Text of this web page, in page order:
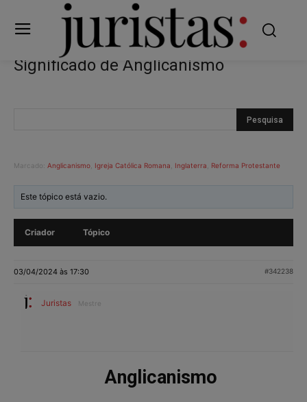
Significado de Anglicanismo
Marcado: Anglicanismo Igreja Católica Romana Inglaterra Reforma Protestante
Este tópico está vazio.
Criador Tópico
03/04/2024 às 17:30 #342238
Juristas Mestre
Anglicanismo